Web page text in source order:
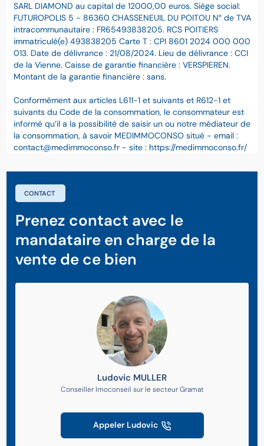
SARL DIAMOND au capital de 12000,00 euros. Siège social:
FUTUROPOLIS 5 - 86360 CHASSENEUIL DU POITOU N° de TVA
intracommunautaire : FR65493838205. RCS POITIERS
immatriculé(e) 493838205 Carte T : CPI 8601 2024 000 000
013. Date de délivrance : 21/08/2024. Lieu de délivrance : CCI
de la Vienne. Caisse de garantie financière : VERSPIEREN.
Montant de la garantie financière : sans.
Conformément aux articles L611-1 et suivants et R612-1 et
suivants du Code de la consommation, le consommateur est
informé qu’il a la possibilité de saisir un ou notre médiateur de
la consommation, à savoir MEDIMMOCONSO situé - email :
contact@medimmoconso.fr - site : https://medimmoconso.fr/
CONTACT
Prenez contact avec le
mandataire en charge de la
vente de ce bien
Ludovic MULLER
Conseiller Imoconseil sur le secteur Gramat
Appeler Ludovic